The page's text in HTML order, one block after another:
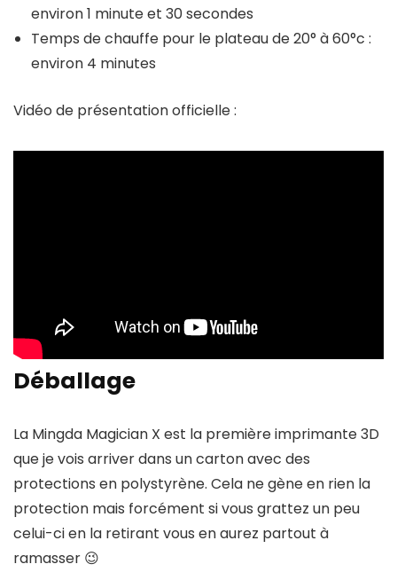
environ 1 minute et 30 secondes
Temps de chauffe pour le plateau de 20° à 60°c :
environ 4 minutes
Vidéo de présentation officielle :
Déballage
La Mingda Magician X est la première imprimante 3D
que je vois arriver dans un carton avec des
protections en polystyrène. Cela ne gène en rien la
protection mais forcément si vous grattez un peu
celui-ci en la retirant vous en aurez partout à
ramasser 😉